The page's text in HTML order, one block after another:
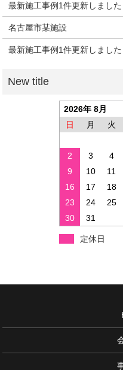
最新施工事例1件更新しました
名古屋市某施設
最新施工事例1件更新しました
2026年 8月
日
月 火
2
3 4
9
10 11
16
17 18
23
24 25
30
31
定休日